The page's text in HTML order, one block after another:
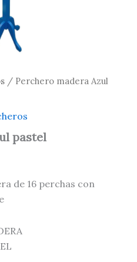
/ Perchero madera Azul
pastel
de 16 perchas con